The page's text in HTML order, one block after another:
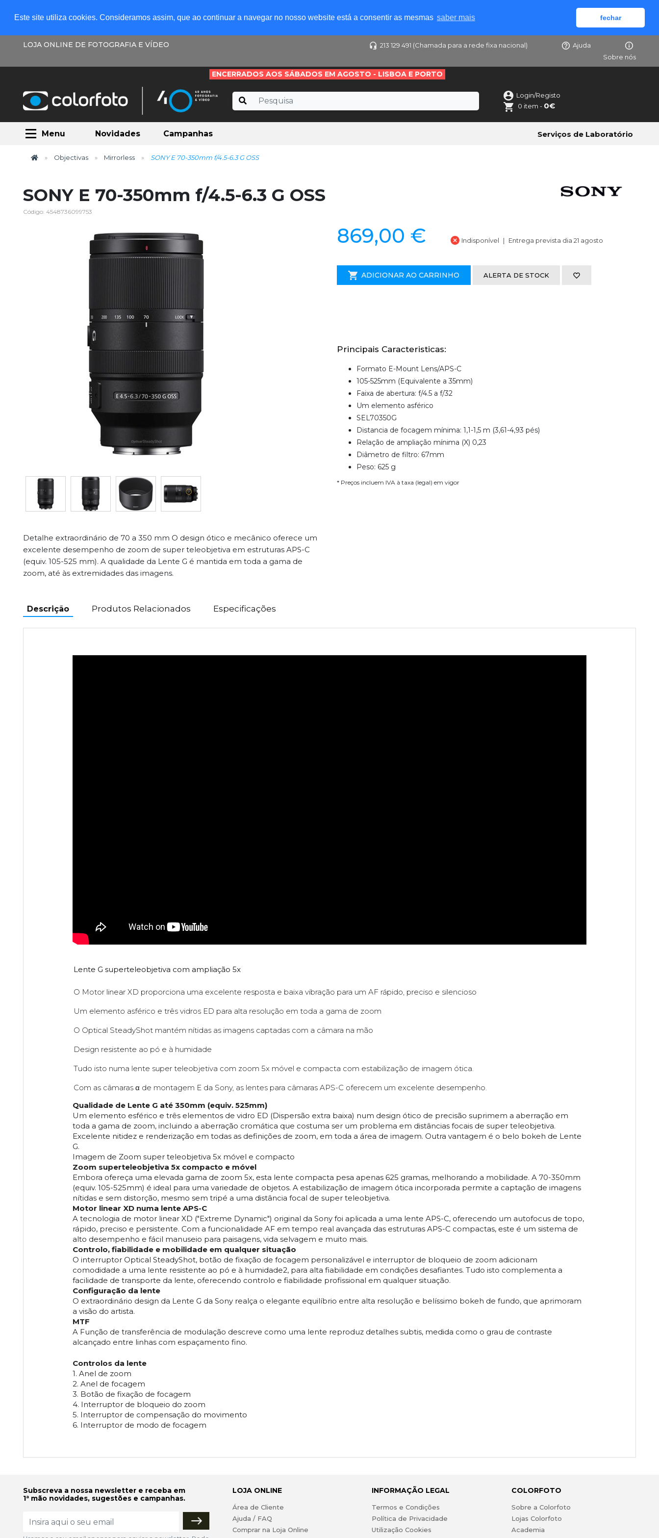
Este site utiliza cookies. Consideramos assim, que ao continuar a navegar no nosso website está a consentir as mesmas saber mais fechar
LOJA ONLINE DE FOTOGRAFIA E VÍDEO 213 129 491 (Chamada para a rede fixa nacional)
Ajuda
Sobre nós
ENCERRADOS AOS SÁBADOS EM AGOSTO - LISBOA E PORTO
Login/Registo
0 item - 0€
Menu Novidades Campanhas Serviços de Laboratório
Objectivas Mirrorless SONY E 70-350mm f/4.5-6.3 G OSS
SONY E 70-350mm f/4.5-6.3 G OSS
Código: 4548736099753
Detalhe extraordinário de 70 a 350 mm O design ótico e mecânico oferece um
excelente desempenho de zoom de super teleobjetiva em estruturas APS-C
(equiv. 105-525 mm). A qualidade da Lente G é mantida em toda a gama de
zoom, até às extremidades das imagens.
869,00 € Indisponível Entrega prevista dia 21 agosto
ADICIONAR AO CARRINHO ALERTA DE STOCK
Principais Caracteristicas:
Formato E-Mount Lens/APS-C
105-525mm (Equivalente a 35mm)
Faixa de abertura: f/4.5 a f/32
Um elemento asférico
SEL70350G
Distancia de focagem mínima: 1,1-1,5 m (3,61-4,93 pés)
Relação de ampliação mínima (X) 0,23
Diâmetro de filtro: 67mm
Peso: 625 g
* Preços incluem IVA à taxa (legal) em vigor
Descrição Produtos Relacionados Especificações
Lente G superteleobjetiva com ampliação 5x
O Motor linear XD proporciona uma excelente resposta e baixa vibração para um AF rápido, preciso e silencioso
Um elemento asférico e três vidros ED para alta resolução em toda a gama de zoom
O Optical SteadyShot mantém nítidas as imagens captadas com a câmara na mão
Design resistente ao pó e à humidade
Tudo isto numa lente super teleobjetiva com zoom 5x móvel e compacta com estabilização de imagem ótica.
Com as câmaras α de montagem E da Sony, as lentes para câmaras APS-C oferecem um excelente desempenho.
Qualidade de Lente G até 350mm (equiv. 525mm)
Um elemento esférico e três elementos de vidro ED (Dispersão extra baixa) num design ótico de precisão suprimem a aberração em
toda a gama de zoom, incluindo a aberração cromática que costuma ser um problema em distâncias focais de super teleobjetiva.
Excelente nitidez e renderização em todas as definições de zoom, em toda a área de imagem. Outra vantagem é o belo bokeh de Lente
G.
Imagem de Zoom super teleobjetiva 5x móvel e compacto
Zoom superteleobjetiva 5x compacto e móvel
Embora ofereça uma elevada gama de zoom 5x, esta lente compacta pesa apenas 625 gramas, melhorando a mobilidade. A 70-350mm
(equiv. 105-525mm) é ideal para uma variedade de objetos. A estabilização de imagem ótica incorporada permite a captação de imagens
nítidas e sem distorção, mesmo sem tripé a uma distância focal de super teleobjetiva.
Motor linear XD numa lente APS-C
A tecnologia de motor linear XD ("Extreme Dynamic") original da Sony foi aplicada a uma lente APS-C, oferecendo um autofocus de topo,
rápido, preciso e persistente. Com a funcionalidade AF em tempo real avançada das estruturas APS-C compactas, este é um sistema de
alto desempenho e fácil manuseio para paisagens, vida selvagem e muito mais.
Controlo, fiabilidade e mobilidade em qualquer situação
O interruptor Optical SteadyShot, botão de fixação de focagem personalizável e interruptor de bloqueio de zoom adicionam
comodidade a uma lente resistente ao pó e à humidade2, para alta fiabilidade em condições desafiantes. Tudo isto complementa a
facilidade de transporte da lente, oferecendo controlo e fiabilidade profissional em qualquer situação.
Configuração da lente
O extraordinário design da Lente G da Sony realça o elegante equilíbrio entre alta resolução e belíssimo bokeh de fundo, que aprimoram
a visão do artista.
MTF
A Função de transferência de modulação descreve como uma lente reproduz detalhes subtis, medida como o grau de contraste
alcançado entre linhas com espaçamento fino.
Controlos da lente
1. Anel de zoom
2. Anel de focagem
3. Botão de fixação de focagem
4. Interruptor de bloqueio do zoom
5. Interruptor de compensação do movimento
6. Interruptor de modo de focagem
Subscreva a nossa newsletter e receba em
1ª mão novidades, sugestões e campanhas.
LOJA ONLINE
Área de Cliente
Ajuda / FAQ
Comprar na Loja Online
INFORMAÇÃO LEGAL
Termos e Condições
Política de Privacidade
Utilização Cookies
COLORFOTO
Sobre a Colorfoto
Lojas Colorfoto
Academia